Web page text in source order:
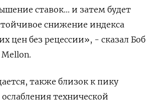
ставок... и затем будет
снижение индекса
цен без рецессии», - сказал Боб
также близок к пику
технической